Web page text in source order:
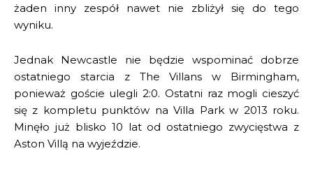
żaden inny zespół nawet nie zbliżył się do tego
wyniku.
Jednak Newcastle nie będzie wspominać dobrze
ostatniego starcia z The Villans w Birmingham,
ponieważ goście ulegli 2:0. Ostatni raz mogli cieszyć
się z kompletu punktów na Villa Park w 2013 roku.
Minęło już blisko 10 lat od ostatniego zwycięstwa z
Aston Villą na wyjeździe.